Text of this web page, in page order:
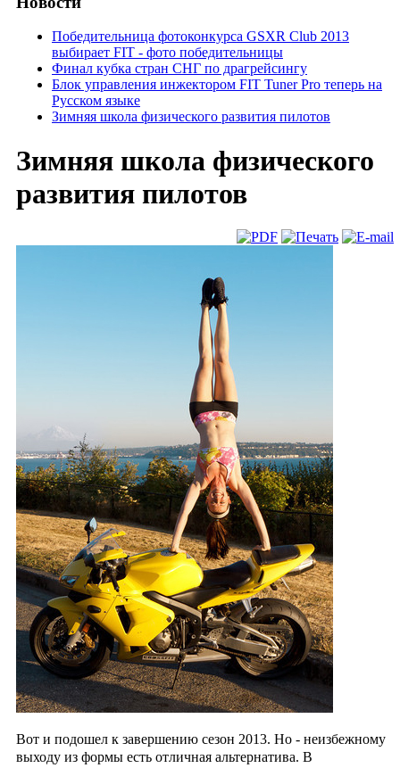
Победительница фотоконкурса GSXR Club 2013
выбирает FIT - фото победительницы
Финал кубка стран СНГ по драгрейсингу
Блок управления инжектором FIT Tuner Pro теперь на
Русском языке
Зимняя школа физического развития пилотов
Зимняя школа физического
развития пилотов
Вот и подошел к завершению сезон 2013. Но - неизбежному
выходу из формы есть отличная альтернатива. В